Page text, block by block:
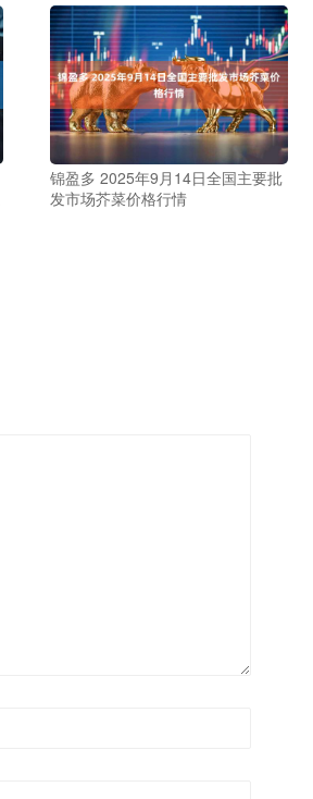
锦盈多 2025年9月14日全国主要批
发市场芥菜价格行情